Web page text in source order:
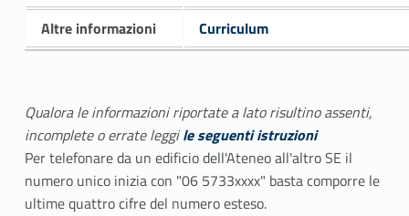
Altre informazioni
Curriculum
Qualora le informazioni riportate a lato risultino assenti,
incomplete o errate leggile seguenti istruzioni
Per telefonare da un edificio dell'Ateneo all'altro SE il
numero unico inizia con "06 5733xxxx" basta comporre le
ultime quattro cifre del numero esteso.